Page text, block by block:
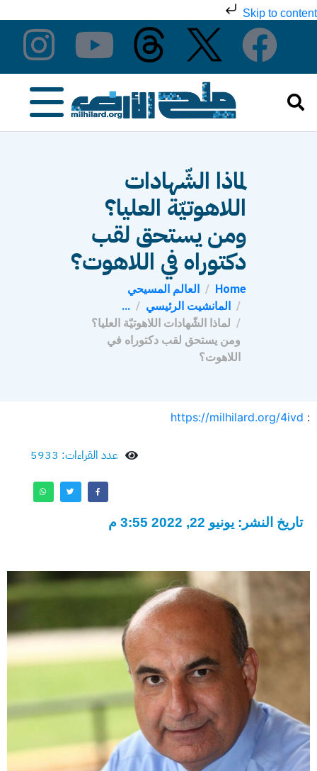
Skip to content
لماذا الشّهادات
اللاهوتيّة العليا؟
ومن يستحق لقب
دكتوراه في اللاهوت؟
Home
العالم المسيحي
المانشيت الرئيسي
...
لماذا الشّهادات اللاهوتيّة العليا؟
ومن يستحق لقب دكتوراه في
اللاهوت؟
:
https://milhilard.org/4ivd
عدد القراءات: 5933
تاريخ النشر: يونيو 22, 2022 3:55 م